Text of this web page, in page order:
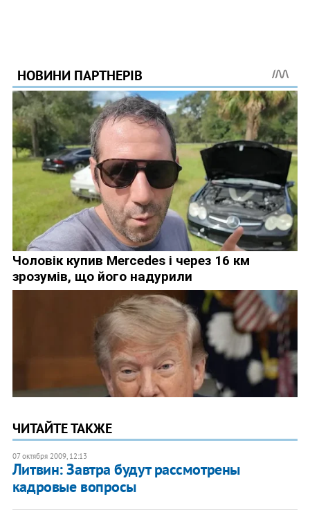
ЧИТАЙТЕ ТАКЖЕ
07 октября 2009, 12:13
Литвин: Завтра будут рассмотрены
кадровые вопросы